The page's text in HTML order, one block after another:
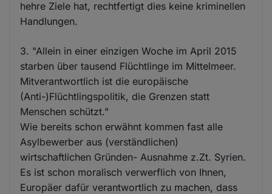
hehre Ziele hat, rechtfertigt dies keine kriminellen
Handlungen.
3. "Allein in einer einzigen Woche im April 2015
starben über tausend Flüchtlinge im Mittelmeer.
Mitverantwortlich ist die europäische
(Anti-)Flüchtlingspolitik, die Grenzen statt
Menschen schützt."
Wie bereits schon erwähnt kommen fast alle
Asylbewerber aus (verständlichen)
wirtschaftlichen Gründen- Ausnahme z.Zt. Syrien.
Es ist schon moralisch verwerflich von Ihnen,
Europäer dafür verantwortlich zu machen, dass